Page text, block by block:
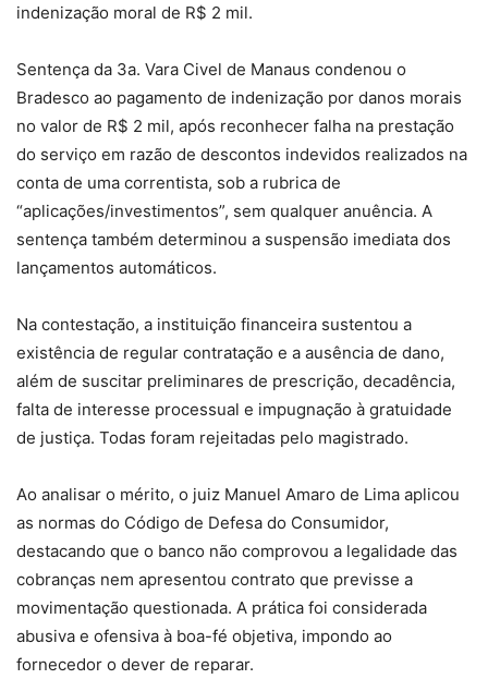
indenização moral de R$ 2 mil.
Sentença da 3a. Vara Civel de Manaus condenou o
Bradesco ao pagamento de indenização por danos morais
no valor de R$ 2 mil, após reconhecer falha na prestação
do serviço em razão de descontos indevidos realizados na
conta de uma correntista, sob a rubrica de
“aplicações/investimentos”, sem qualquer anuência. A
sentença também determinou a suspensão imediata dos
lançamentos automáticos.
Na contestação, a instituição financeira sustentou a
existência de regular contratação e a ausência de dano,
além de suscitar preliminares de prescrição, decadência,
falta de interesse processual e impugnação à gratuidade
de justiça. Todas foram rejeitadas pelo magistrado.
Ao analisar o mérito, o juiz Manuel Amaro de Lima aplicou
as normas do Código de Defesa do Consumidor,
destacando que o banco não comprovou a legalidade das
cobranças nem apresentou contrato que previsse a
movimentação questionada. A prática foi considerada
abusiva e ofensiva à boa-fé objetiva, impondo ao
fornecedor o dever de reparar.